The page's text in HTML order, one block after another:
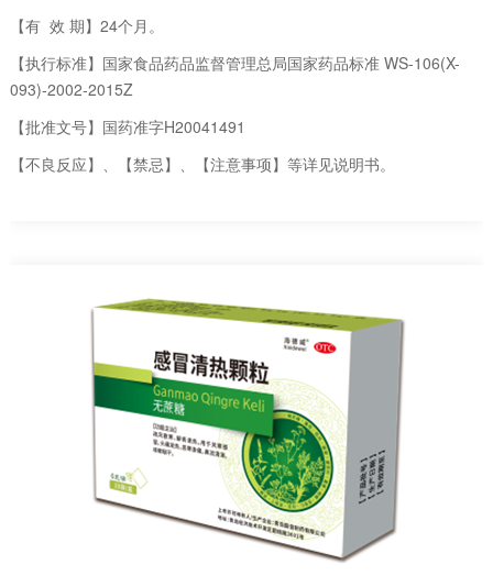
【有 效 期】24个月。
【执行标准】国家食品药品监督管理总局国家药品标准 WS-106(X-
093)-2002-2015Z
【批准文号】国药准字H20041491
【不良反应】、【禁忌】、【注意事项】等详见说明书。